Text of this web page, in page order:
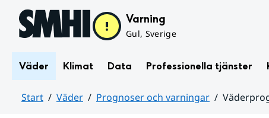
Hoppa till sidans innehåll Varning
Gul, Sverige
Väder Klimat Data Professionella tjänster
Start Väder Prognoser och varningar
varningar